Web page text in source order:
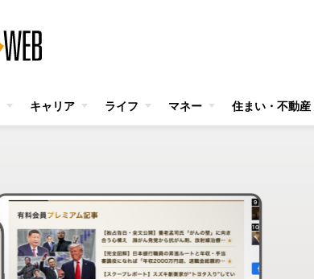
キャリア ライフ マネー 住まい・不動産